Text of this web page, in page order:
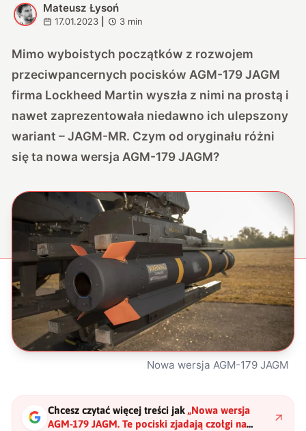
M
Mateusz Łysoń
17.01.2023 3 min
Mimo wyboistych początków z rozwojem
przeciwpancernych pocisków AGM-179 JAGM
firma Lockheed Martin wyszła z nimi na prostą i
nawet zaprezentowała niedawno ich ulepszony
wariant – JAGM-MR. Czym od oryginału różni
się ta nowa wersja AGM-179 JAGM?
Nowa wersja AGM-179 JAGM
Chcesz czytać więcej treści jak „Nowa wersja
AGM-179 JAGM. Te pociski zjadają czołgi na